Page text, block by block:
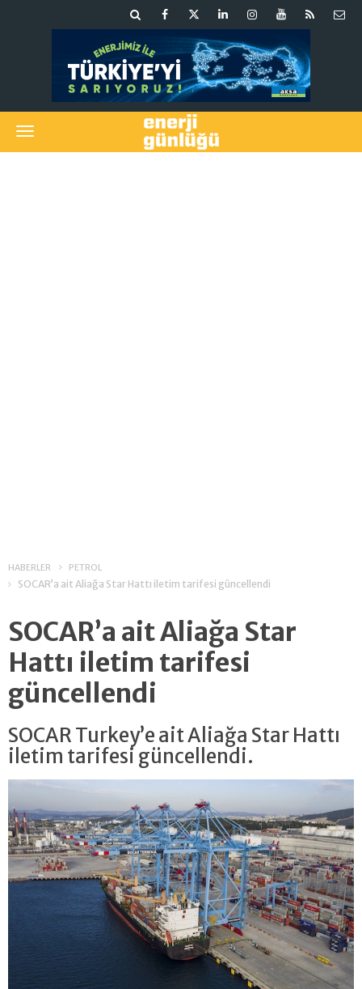
HABERLER PETROL
SOCAR’a ait Aliağa Star Hattı iletim tarifesi güncellendi
SOCAR’a ait Aliağa Star
Hattı iletim tarifesi
güncellendi
SOCAR Turkey’e ait Aliağa Star Hattı
iletim tarifesi güncellendi.